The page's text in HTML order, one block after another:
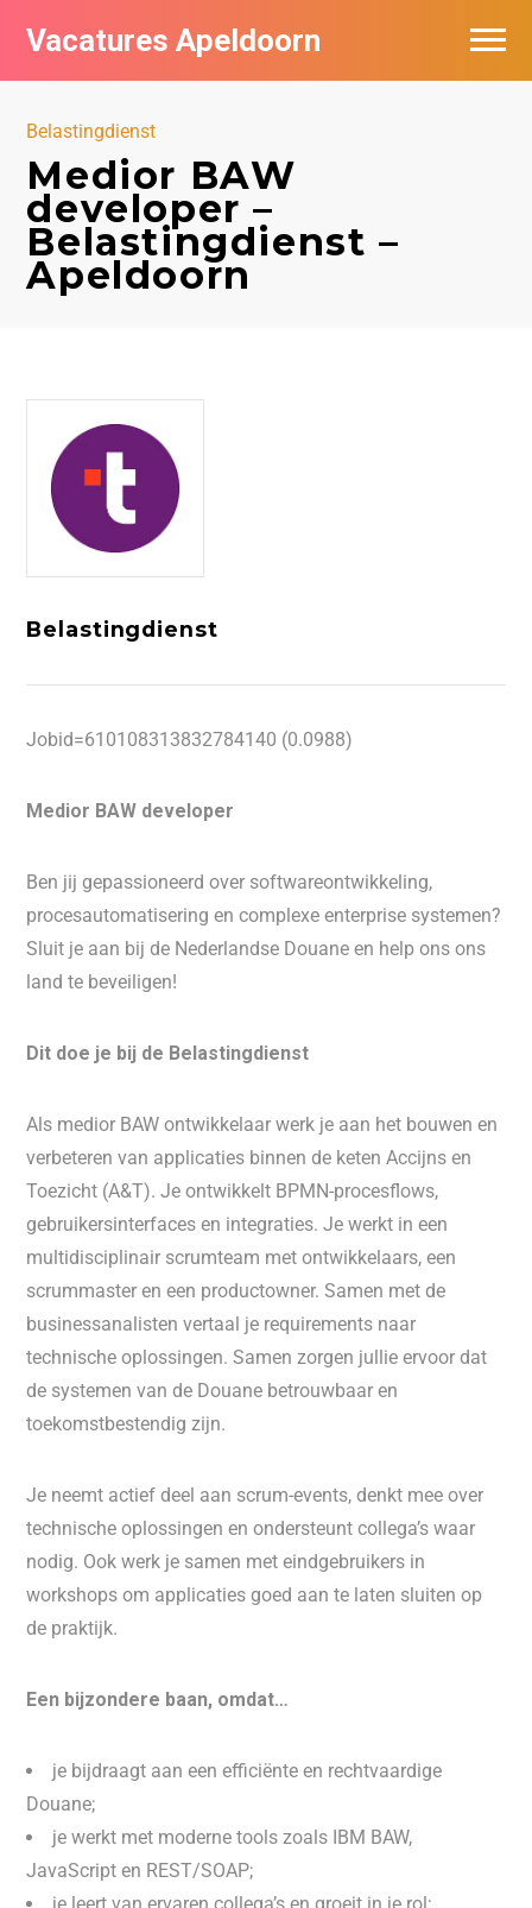
Vacatures Apeldoorn
Belastingdienst
Medior BAW
developer –
Belastingdienst –
Apeldoorn
Belastingdienst
Jobid=610108313832784140 (0.0988)
Medior BAW developer
Ben jij gepassioneerd over softwareontwikkeling,
procesautomatisering en complexe enterprise systemen?
Sluit je aan bij de Nederlandse Douane en help ons ons
land te beveiligen!
Dit doe je bij de Belastingdienst
Als medior BAW ontwikkelaar werk je aan het bouwen en
verbeteren van applicaties binnen de keten Accijns en
Toezicht (A&T). Je ontwikkelt BPMN-procesflows,
gebruikersinterfaces en integraties. Je werkt in een
multidisciplinair scrumteam met ontwikkelaars, een
scrummaster en een productowner. Samen met de
businessanalisten vertaal je requirements naar
technische oplossingen. Samen zorgen jullie ervoor dat
de systemen van de Douane betrouwbaar en
toekomstbestendig zijn.
Je neemt actief deel aan scrum-events, denkt mee over
technische oplossingen en ondersteunt collega’s waar
nodig. Ook werk je samen met eindgebruikers in
workshops om applicaties goed aan te laten sluiten op
de praktijk.
Een bijzondere baan, omdat…
je bijdraagt aan een efficiënte en rechtvaardige
Douane;
je werkt met moderne tools zoals IBM BAW,
JavaScript en REST/SOAP;
Vacatures per bedrijf
De populairste vacatures in Apeldoorn
Nieuwsbrief feed